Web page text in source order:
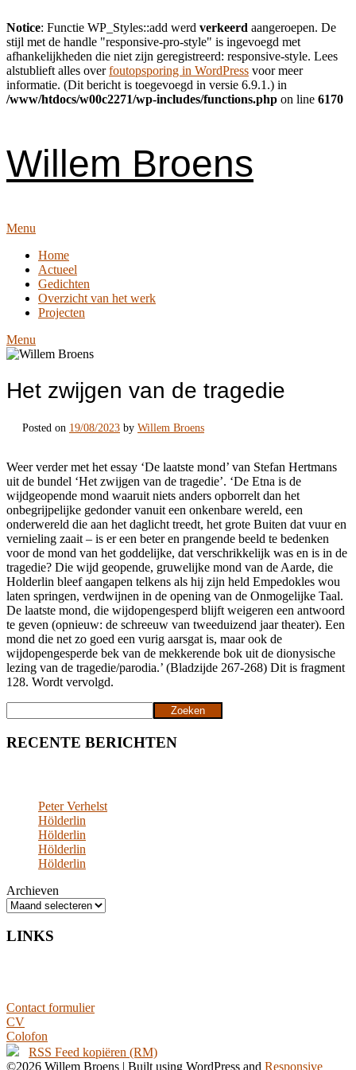
Notice: Functie WP_Styles::add werd verkeerd aangeroepen. De
stijl met de handle "responsive-pro-style" is ingevoegd met
afhankelijkheden die niet zijn geregistreerd: responsive-style. Lees
alstublieft alles overfoutopsporing in WordPress voor meer
informatie. (Dit bericht is toegevoegd in versie 6.9.1.) in
/www/htdocs/w00c2271/wp-includes/functions.php on line 6170
Willem Broens
Menu
Home
Actueel
Gedichten
Overzicht van het werk
Projecten
Menu
Het zwijgen van de tragedie
Posted on 19/08/2023 by Willem Broens
Weer verder met het essay ‘De laatste mond’ van Stefan Hertmans
uit de bundel ‘Het zwijgen van de tragedie’. ‘De Etna is de
wijdgeopende mond waaruit niets anders opborrelt dan het
onbegrijpelijke gedonder vanuit een onkenbare wereld, een
onderwereld die aan het daglicht treedt, het grote Buiten dat vuur en
vernieling zaait – is er een beter en prangende beeld te bedenken
voor de mond van het goddelijke, dat verschrikkelijk was en is in de
tragedie? Die wijd geopende, gruwelijke mond van de Aarde, die
Holderlin bleef aangapen telkens als hij zijn held Empedokles wou
laten springen, verdwijnen in de opening van de Onmogelijke Taal.
De laatste mond, die wijdopengesperd blijft weigeren een antwoord
te geven (opnieuw: de schreeuw van tweeduizend jaar theater). Een
mond die net zo goed een vurig aarsgat is, maar ook de
wijdopengesperde bek van de mekkerende bok uit de dionysische
lezing van de tragedie/parodia.’ (Bladzijde 267-268) Dit is fragment
128. Wordt vervolgd.
Zoeken
RECENTE BERICHTEN
Peter Verhelst
Hölderlin
Hölderlin
Hölderlin
Hölderlin
Archieven
LINKS
Contact formulier
CV
Colofon
RSS Feed kopiëren (RM)
©2026 Willem Broens | Built using WordPress and Responsive